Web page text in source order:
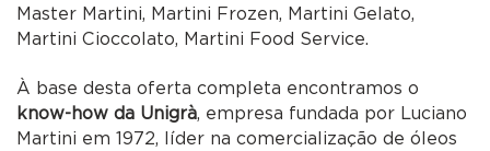
Master Martini, Martini Frozen, Martini Gelato,
Martini Cioccolato, Martini Food Service.
À base desta oferta completa encontramos o
know-how da Unigrà, empresa fundada por Luciano
Martini em 1972, líder na comercialização de óleos